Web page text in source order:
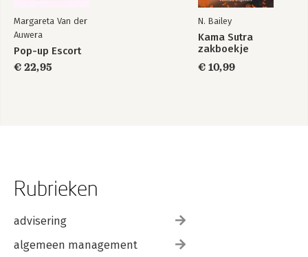
Margareta Van der
Auwera
Pop-up Escort
€ 22,95
N. Bailey
Kama Sutra
zakboekje
€ 10,99
Rubrieken
advisering
algemeen management